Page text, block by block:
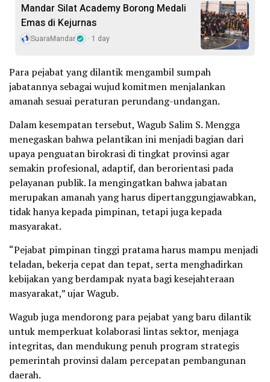
Mandar Silat Academy Borong Medali
Emas di Kejurnas
SuaraMandar 1 day
Para pejabat yang dilantik mengambil sumpah
jabatannya sebagai wujud komitmen menjalankan
amanah sesuai peraturan perundang-undangan.
Dalam kesempatan tersebut, Wagub Salim S. Mengga
menegaskan bahwa pelantikan ini menjadi bagian dari
upaya penguatan birokrasi di tingkat provinsi agar
semakin profesional, adaptif, dan berorientasi pada
pelayanan publik. Ia mengingatkan bahwa jabatan
merupakan amanah yang harus dipertanggungjawabkan,
tidak hanya kepada pimpinan, tetapi juga kepada
masyarakat.
“Pejabat pimpinan tinggi pratama harus mampu menjadi
teladan, bekerja cepat dan tepat, serta menghadirkan
kebijakan yang berdampak nyata bagi kesejahteraan
masyarakat,” ujar Wagub.
Wagub juga mendorong para pejabat yang baru dilantik
untuk memperkuat kolaborasi lintas sektor, menjaga
integritas, dan mendukung penuh program strategis
pemerintah provinsi dalam percepatan pembangunan
daerah.